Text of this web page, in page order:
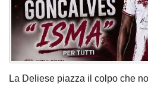
La Deliese piazza il colpo che